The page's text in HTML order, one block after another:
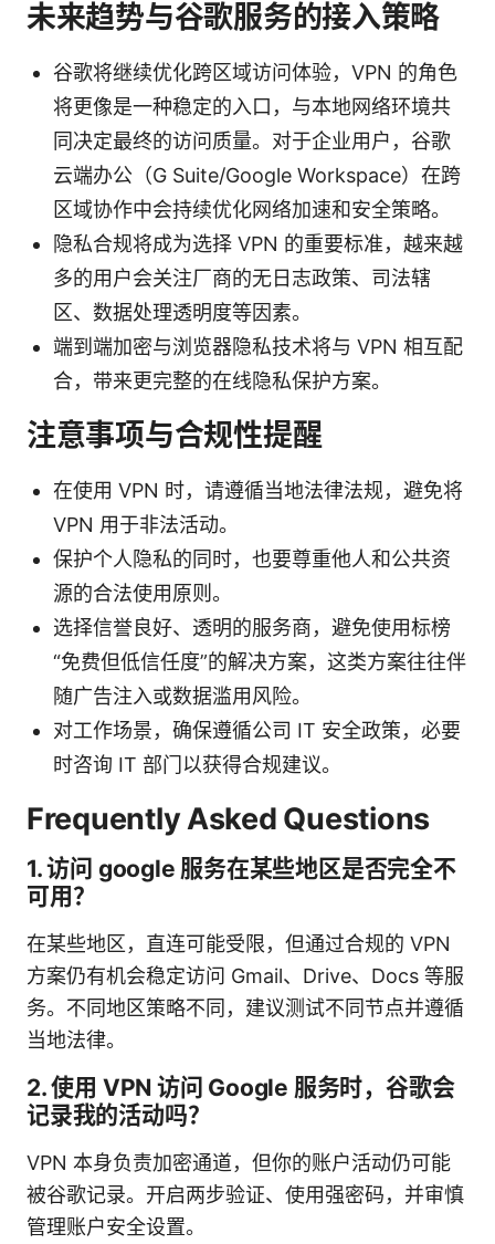
未来趋势与谷歌服务的接入策略
谷歌将继续优化跨区域访问体验，VPN 的角色
将更像是一种稳定的入口，与本地网络环境共
同决定最终的访问质量。对于企业用户，谷歌
云端办公（G Suite/Google Workspace）在跨
区域协作中会持续优化网络加速和安全策略。
隐私合规将成为选择 VPN 的重要标准，越来越
多的用户会关注厂商的无日志政策、司法辖
区、数据处理透明度等因素。
端到端加密与浏览器隐私技术将与 VPN 相互配
合，带来更完整的在线隐私保护方案。
注意事项与合规性提醒
在使用 VPN 时，请遵循当地法律法规，避免将
VPN 用于非法活动。
保护个人隐私的同时，也要尊重他人和公共资
源的合法使用原则。
选择信誉良好、透明的服务商，避免使用标榜
“免费但低信任度”的解决方案，这类方案往往伴
随广告注入或数据滥用风险。
对工作场景，确保遵循公司 IT 安全政策，必要
时咨询 IT 部门以获得合规建议。
Frequently Asked Questions
1. 访问 google 服务在某些地区是否完全不
可用？
在某些地区，直连可能受限，但通过合规的 VPN
方案仍有机会稳定访问 Gmail、Drive、Docs 等服
务。不同地区策略不同，建议测试不同节点并遵循
当地法律。
2. 使用 VPN 访问 Google 服务时，谷歌会
记录我的活动吗？
VPN 本身负责加密通道，但你的账户活动仍可能
被谷歌记录。开启两步验证、使用强密码，并审慎
管理账户安全设置。